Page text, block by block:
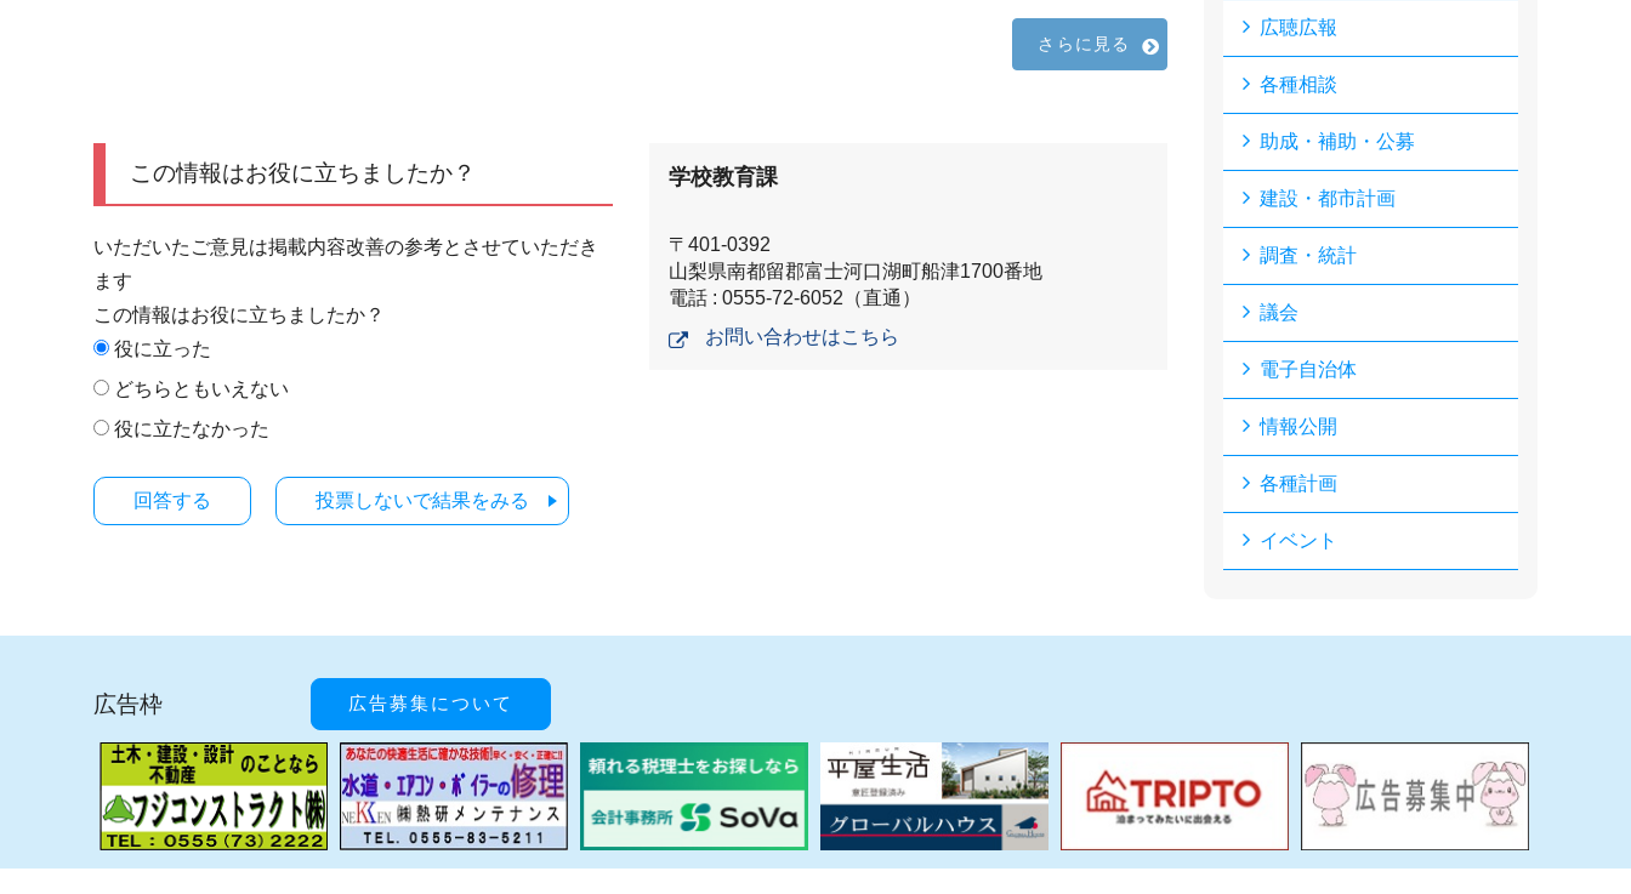
さらに見る
この情報はお役に立ちましたか？
いただいたご意見は掲載内容改善の参考とさせていただき
ます
この情報はお役に立ちましたか？
役に立った
どちらともいえない
役に立たなかった
投票しないで結果をみる
学校教育課
〒401-0392
山梨県南都留郡富士河口湖町船津1700番地
電話 : 0555-72-6052（直通）
お問い合わせはこちら
広聴広報
各種相談
助成・補助・公募
建設・都市計画
調査・統計
議会
電子自治体
情報公開
各種計画
イベント
広告枠 広告募集について